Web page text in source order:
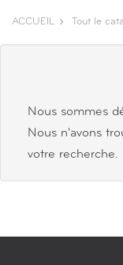
ACCUEIL Tout le
Nous sommes
Nous n'avons
votre recherche.